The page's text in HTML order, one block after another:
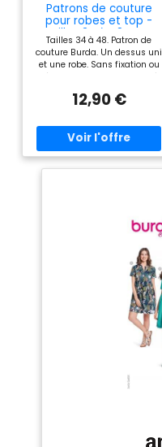
Patrons de couture
pour robes et top -
Tailles 34 à 48 - Par
Burda (6540)
Tailles 34 à 48. Patron de
couture Burda. Un dessus uni
et une robe. Sans fixation ou
fléchettes. Rapide et facile à
12,90 €